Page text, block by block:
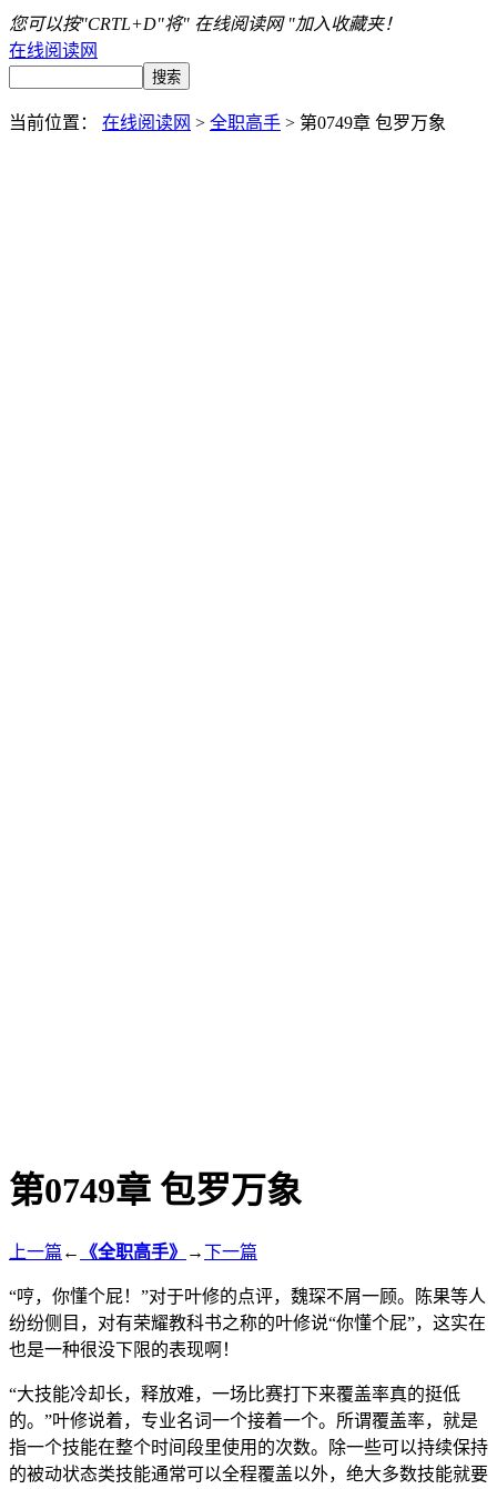
您可以按"CRTL+D"将" 在线阅读网 "加入收藏夹！
在线阅读网
当前位置： 在线阅读网 > 全职高手 > 第0749章 包罗万象
第0749章 包罗万象
上一篇 ← 《全职高手》 →下一篇
“哼，你懂个屁！”对于叶修的点评，魏琛不屑一顾。陈果等人
纷纷侧目，对有荣耀教科书之称的叶修说“你懂个屁”，这实在
也是一种很没下限的表现啊！
“大技能冷却长，释放难，一场比赛打下来覆盖率真的挺低
的。”叶修说着，专业名词一个接着一个。所谓覆盖率，就是
指一个技能在整个时间段里使用的次数。除一些可以持续保持
的被动状态类技能通常可以全程覆盖以外，绝大多数技能就要